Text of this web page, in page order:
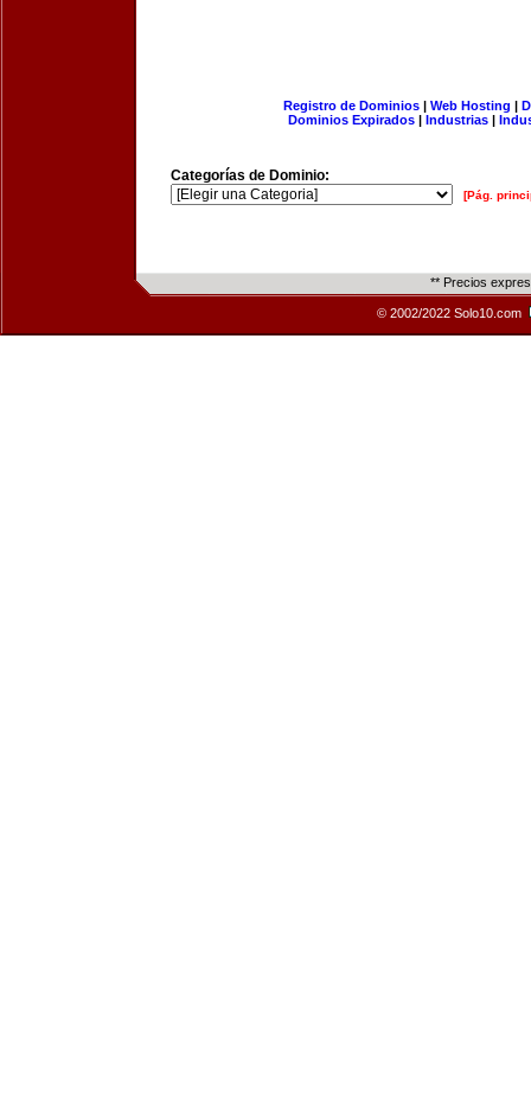
Registro de Dominios| Web Hosting |
Dominios Expirados | Industrias |
Categorías de Dominio:
[Pág.
** Precios
© 2002/2022 Solo10.com